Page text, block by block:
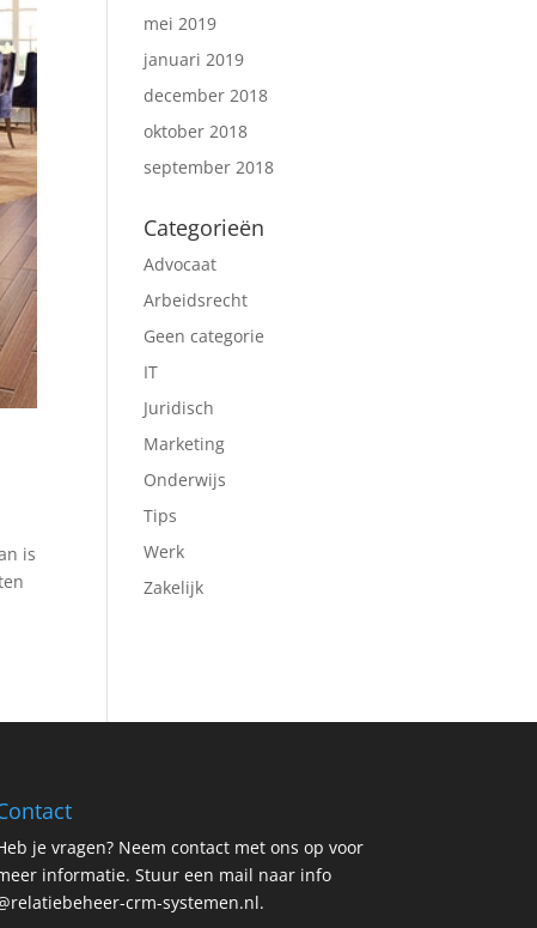
is
mei 2019
januari 2019
december 2018
oktober 2018
september 2018
Categorieën
Advocaat
Arbeidsrecht
Geen categorie
IT
Juridisch
Marketing
Onderwijs
Tips
Werk
Zakelijk
je vragen? Neem contact met ons op voor
informatie. Stuur een mail naar info
crm-systemen.nl.